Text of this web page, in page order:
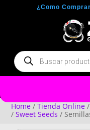
¿Como
Búsqueda
de
productos
Home /Tienda Online
/Sweet Seeds /